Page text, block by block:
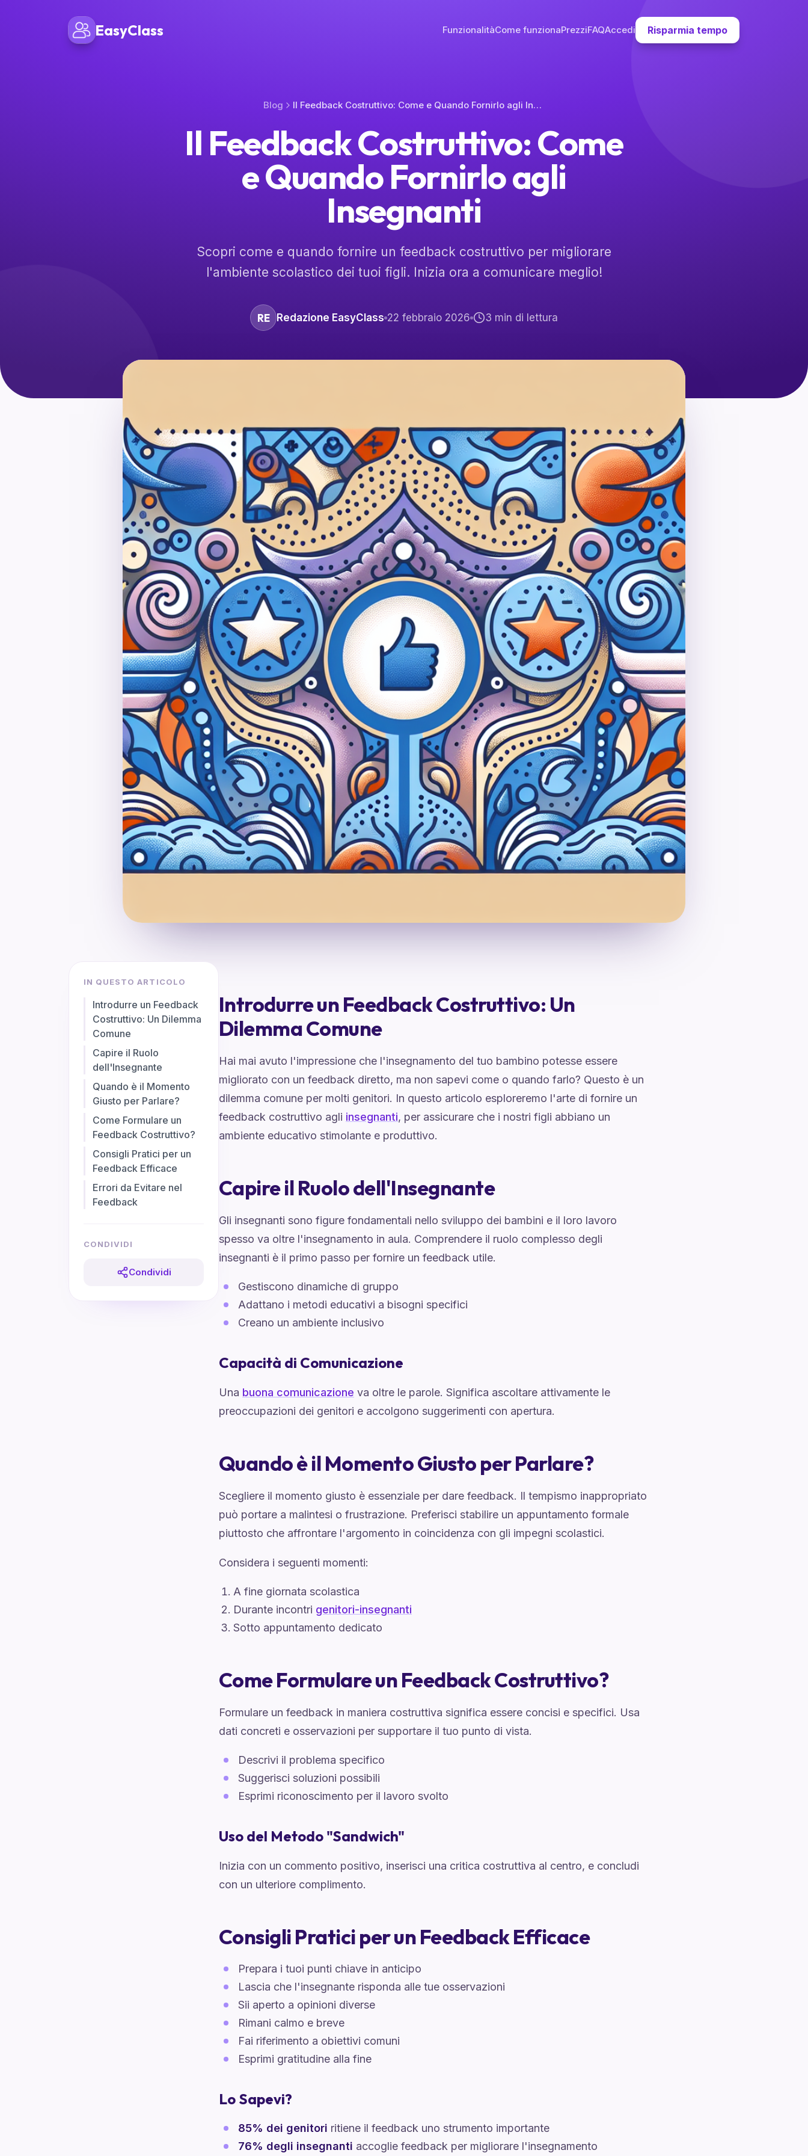
EasyClass FunzionalitàCome funzionaPrezziFAQAccedi Risparmia tempo
Blog Il Feedback Costruttivo: Come e Quando Fornirlo agli Insegnanti
Il Feedback Costruttivo: Come
e Quando Fornirlo agli
Insegnanti
Scopri come e quando fornire un feedback costruttivo per migliorare
l'ambiente scolastico dei tuoi figli. Inizia ora a comunicare meglio!
RE Redazione EasyClass 22 febbraio 2026 3 min di lettura
IN QUESTO ARTICOLO
Introdurre un Feedback
Costruttivo: Un Dilemma
Comune
Capire il Ruolo
dell'Insegnante
Quando è il Momento
Giusto per Parlare?
Come Formulare un
Feedback Costruttivo?
Consigli Pratici per un
Feedback Efficace
Errori da Evitare nel
Feedback
CONDIVIDI
Condividi
Introdurre un Feedback Costruttivo: Un
Dilemma Comune
Hai mai avuto l'impressione che l'insegnamento del tuo bambino potesse essere
migliorato con un feedback diretto, ma non sapevi come o quando farlo? Questo è un
dilemma comune per molti genitori. In questo articolo esploreremo l'arte di fornire un
feedback costruttivo agli insegnanti, per assicurare che i nostri figli abbiano un
ambiente educativo stimolante e produttivo.
Capire il Ruolo dell'Insegnante
Gli insegnanti sono figure fondamentali nello sviluppo dei bambini e il loro lavoro
spesso va oltre l'insegnamento in aula. Comprendere il ruolo complesso degli
insegnanti è il primo passo per fornire un feedback utile.
Gestiscono dinamiche di gruppo
Adattano i metodi educativi a bisogni specifici
Creano un ambiente inclusivo
Capacità di Comunicazione
Una buona comunicazione va oltre le parole. Significa ascoltare attivamente le
preoccupazioni dei genitori e accolgono suggerimenti con apertura.
Quando è il Momento Giusto per Parlare?
Scegliere il momento giusto è essenziale per dare feedback. Il tempismo inappropriato
può portare a malintesi o frustrazione. Preferisci stabilire un appuntamento formale
piuttosto che affrontare l'argomento in coincidenza con gli impegni scolastici.
Considera i seguenti momenti:
A fine giornata scolastica
Durante incontri genitori-insegnanti
Sotto appuntamento dedicato
Come Formulare un Feedback Costruttivo?
Formulare un feedback in maniera costruttiva significa essere concisi e specifici. Usa
dati concreti e osservazioni per supportare il tuo punto di vista.
Descrivi il problema specifico
Suggerisci soluzioni possibili
Esprimi riconoscimento per il lavoro svolto
Uso del Metodo "Sandwich"
Inizia con un commento positivo, inserisci una critica costruttiva al centro, e concludi
con un ulteriore complimento.
Consigli Pratici per un Feedback Efficace
Prepara i tuoi punti chiave in anticipo
Lascia che l'insegnante risponda alle tue osservazioni
Sii aperto a opinioni diverse
Rimani calmo e breve
Fai riferimento a obiettivi comuni
Esprimi gratitudine alla fine
Lo Sapevi?
85% dei genitori ritiene il feedback uno strumento importante
76% degli insegnanti accoglie feedback per migliorare l'insegnamento